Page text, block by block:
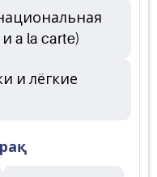
a la carte)
и лёгкие